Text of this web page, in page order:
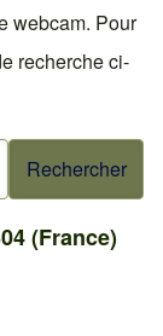
webcam. Pour
recherche ci-
(France)